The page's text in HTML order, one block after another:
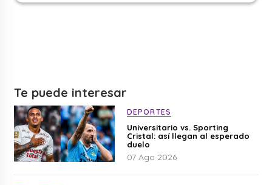
Te puede interesar
DEPORTES
Universitario vs. Sporting
Cristal: así llegan al esperado
duelo
07 Ago 2026